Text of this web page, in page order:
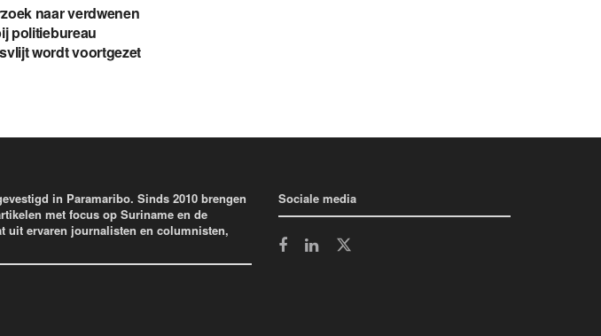
naar verdwenen
politiebureau
wordt voortgezet
in Paramaribo. Sinds 2010 brengen
met focus op Suriname en de
uit ervaren journalisten en columnisten,
Sociale media